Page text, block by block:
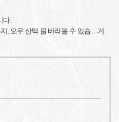
다.
, 오우 산맥 을 바라볼 수 있습…계